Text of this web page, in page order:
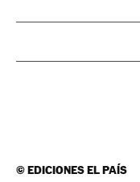
©EDICIONES EL PAÍS